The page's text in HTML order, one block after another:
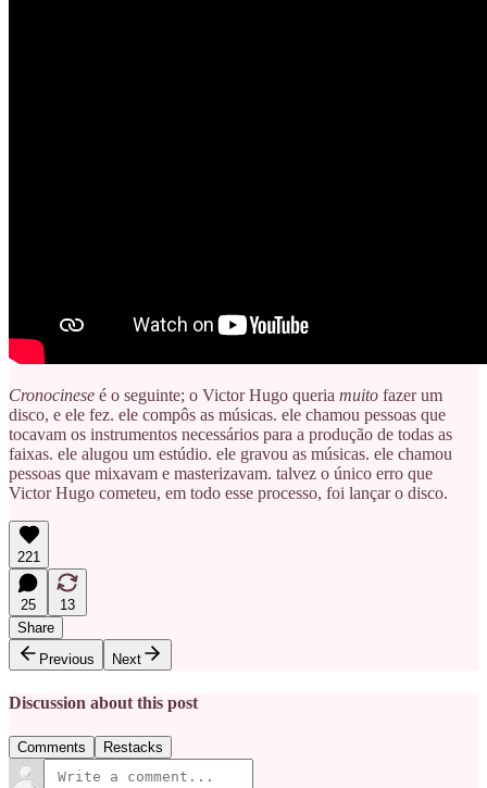
Cronocinese é o seguinte; o Victor Hugo queria muito fazer um
disco, e ele fez. ele compôs as músicas. ele chamou pessoas que
tocavam os instrumentos necessários para a produção de todas as
faixas. ele alugou um estúdio. ele gravou as músicas. ele chamou
pessoas que mixavam e masterizavam. talvez o único erro que
Victor Hugo cometeu, em todo esse processo, foi lançar o disco.
221
25
13
Share
Previous
Next
Discussion about this post
Comments Restacks